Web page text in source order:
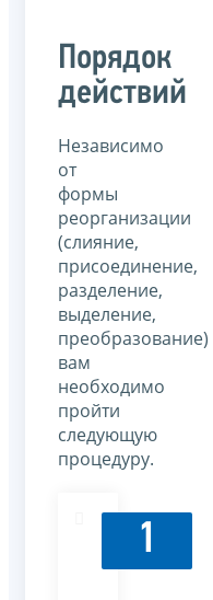
Порядок
действий
Независимо
от
формы
реорганизации
(слияние,
присоединение,
разделение,
выделение,
преобразование)
вам
необходимо
пройти
следующую
процедуру.
1